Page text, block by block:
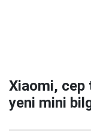
Xiaomi, cep
yeni mini